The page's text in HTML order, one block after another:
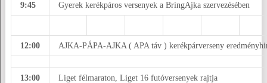
9:45 Gyerek kerékpáros versenyek a BringAjka szervezésében
12:00 AJKA-PÁPA-AJKA ( APA táv ) kerékpárverseny
13:00 Liget félmaraton, Liget 16 futóversenyek rajtja